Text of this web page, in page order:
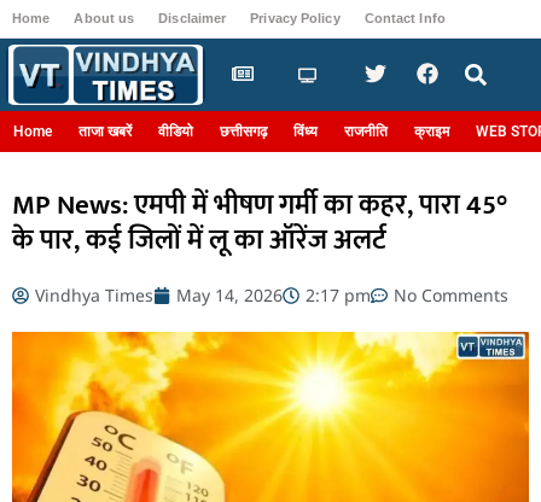
Home About us Disclaimer Privacy Policy Contact Info
Home ताजा खबरें वीडियो छत्तीसगढ़ विंध्य राजनीति क्राइम WEB
MP News: एमपी में भीषण गर्मी का कहर, पारा 45°
के पार, कई जिलों में लू का ऑरेंज अलर्ट
Vindhya Times May 14, 2026 2:17 pm No Comments